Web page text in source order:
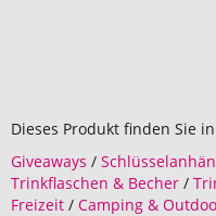
Dieses Produkt finden Sie
Giveaways /
Trinkflaschen & Becher /
Freizeit / Camping &